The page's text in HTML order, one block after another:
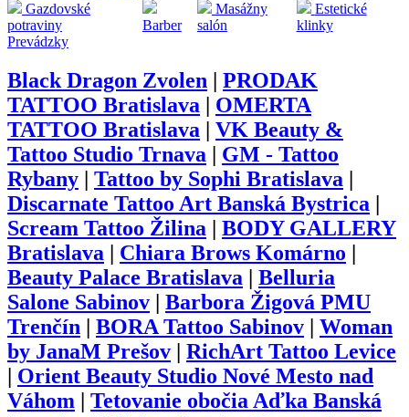
Gazdovské
potraviny
Barber
Masážny
salón
Estetické
klinky
Prevádzky
Black Dragon Zvolen
PRODAK
TATTOO Bratislava
OMERTA
TATTOO Bratislava
VK Beauty &
Tattoo Studio Trnava
GM - Tattoo
Rybany
Tattoo by Sophi Bratislava
Discarnate Tattoo Art Banská Bystrica
Scream Tattoo Žilina
BODY GALLERY
Bratislava
Chiara Brows Komárno
Beauty Palace Bratislava
Belluria
Salone Sabinov
Barbora Žigová PMU
Trenčín
BORA Tattoo Sabinov
Woman
by JanaM Prešov
RichArt Tattoo Levice
Orient Beauty Studio Nové Mesto nad
Váhom
Tetovanie obočia Aďka Banská